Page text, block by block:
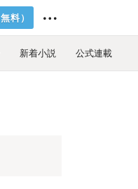
無料）
新着小説 公式連載